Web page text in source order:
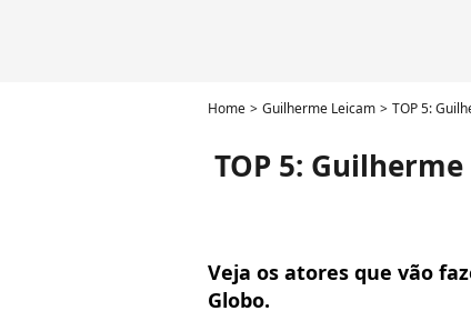
Home Guilherme Leicam TOP 5:
TOP 5:
Veja os atores que vão
Globo.